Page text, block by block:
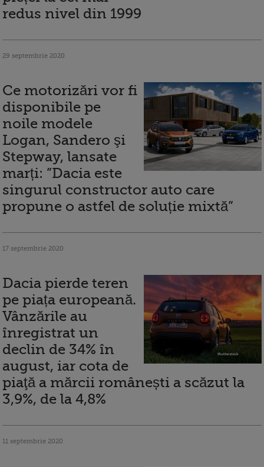
redus nivel din 1999
29 septembrie 2020
Ce motorizări vor fi
disponibile pe
noile modele
Logan, Sandero şi
Stepway, lansate
marți: ”Dacia este
singurul constructor auto care
propune o astfel de soluție mixtă”
17 septembrie 2020
Dacia pierde teren
pe piața europeană.
Vânzările au
înregistrat un
declin de 34% în
august, iar cota de
piaţă a mărcii românești a scăzut la
3,9%, de la 4,8%
11 septembrie 2020